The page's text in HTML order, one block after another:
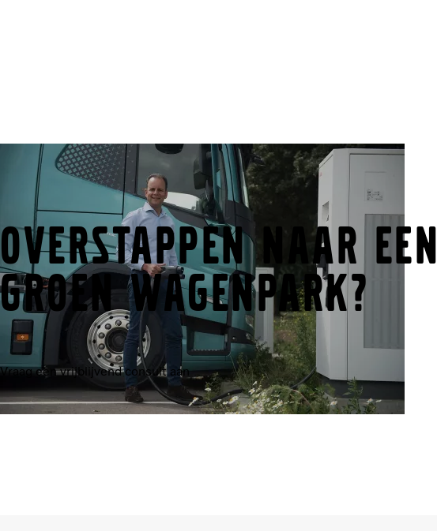
Overstappen naar een
groen wagenpark?
Vraag een vrijblijvend consult aan